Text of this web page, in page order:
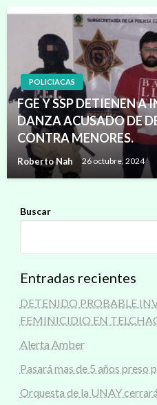
POLICIACAS
FGE Y SSP DETIENEN A
DANZA ACUSADO DE
CONTRA MENORES.
Roberto Nah 26 octubre, 2024
Buscar
Entradas recientes
DETENIDO PROBABLE
FEMINICIDIO EN
Alerta Amber
Pasará mas de 5 años preso
Orquesta de la UNAY